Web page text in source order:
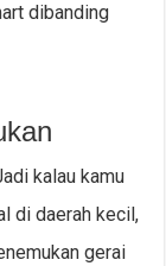
dibanding
kalau kamu
di daerah kecil,
gerai